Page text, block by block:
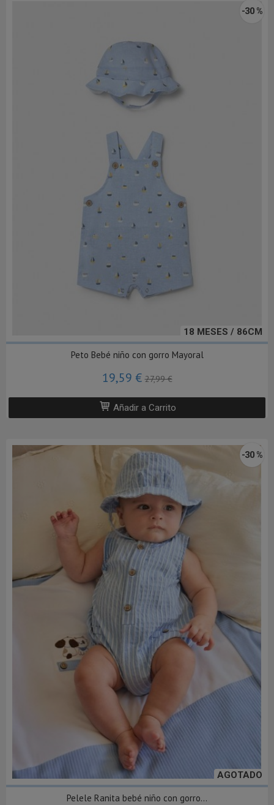
18 MESES / 86CM
-30 %
Peto Bebé niño con gorro Mayoral
19,59 €27,99 €
Añadir a Carrito
AGOTADO
-30 %
Pelele Ranita bebé niño con gorro...